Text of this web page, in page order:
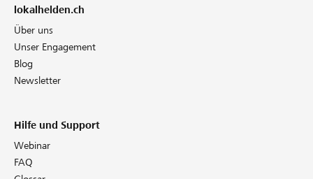
lokalhelden.ch
Über uns
Unser Engagement
Blog
Newsletter
Hilfe und Support
Webinar
FAQ